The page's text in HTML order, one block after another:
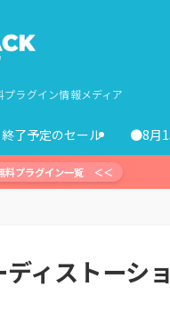
ラグイン情報メディア
了予定のセール ●8月
料プラグイン一覧 ＜＜
ィストーシ